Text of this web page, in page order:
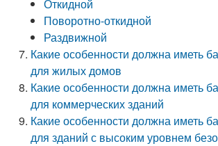
Откидной
Поворотно-откидной
Раздвижной
Какие особенности должна иметь
для жилых домов
Какие особенности должна иметь
для коммерческих зданий
Какие особенности должна иметь
для зданий с высоким уровнем